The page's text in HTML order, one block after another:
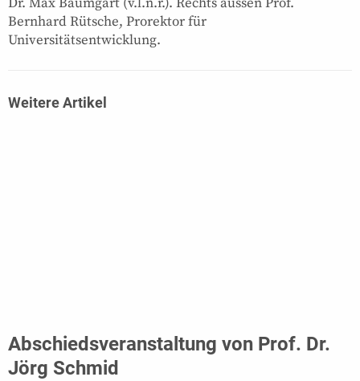
Bernhard Rütsche, Prorektor für
Universitätsentwicklung.
Weitere Artikel
Abschiedsveranstaltung von Prof. Dr.
Jörg Schmid